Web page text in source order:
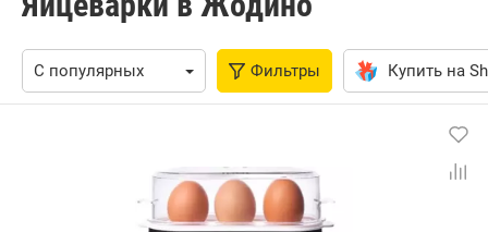
Фильтры Купить на